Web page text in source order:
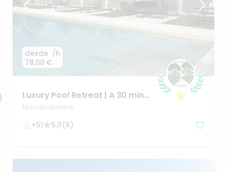
desde
78,00 €
/h
Luxury Pool Retreat | A 30 min
de Madrid
Navalcarnero
+51
5,0(6)